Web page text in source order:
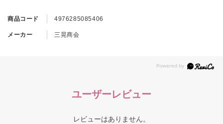
商品コード 4976285085406
メーカー 三晃商会
ユーザーレビュー
レビューはありません。